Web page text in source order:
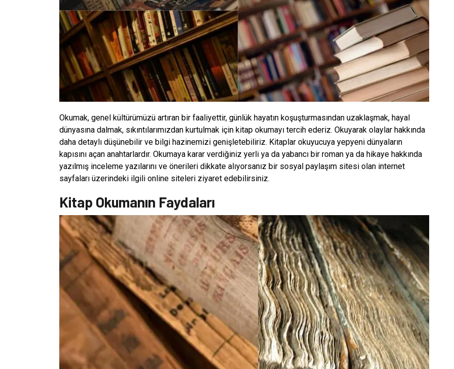
Okumak, genel kültürümüzü artıran bir faaliyettir, günlük hayatın koşuşturmasından uzaklaşmak, hayal
dünyasına dalmak, sıkıntılarımızdan kurtulmak için kitap okumayı tercih ederiz. Okuyarak olaylar hakkında
daha detaylı düşünebilir ve bilgi hazinemizi genişletebiliriz. Kitaplar okuyucuya yepyeni dünyaların
kapısını açan anahtarlardır. Okumaya karar verdiğiniz yerli ya da yabancı bir roman ya da hikaye hakkında
yazılmış inceleme yazılarını ve önerileri dikkate alıyorsanız bir sosyal paylaşım sitesi olan internet
sayfaları üzerindeki ilgili online siteleri ziyaret edebilirsiniz.
Kitap Okumanın Faydaları